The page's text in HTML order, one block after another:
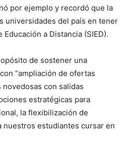
por ejemplo y recordó que la
universidades del país en tener
a Distancia (SIED).
de sostener una
“ampliación de ofertas
con salidas
estratégicas para
la flexibilización de
nuestros estudiantes cursar en